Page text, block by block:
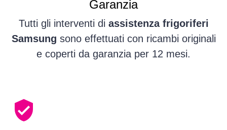
Garanzia
Tutti gli interventi di assistenza frigoriferi
Samsung sono effettuati con ricambi originali
e coperti da garanzia per 12 mesi.